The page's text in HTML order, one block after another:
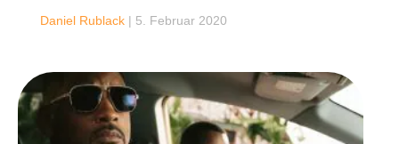
Daniel Rublack | 5. Februar 2020